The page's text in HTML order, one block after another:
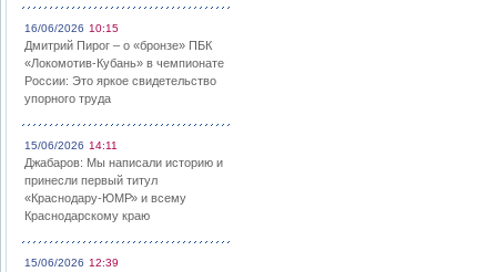
16/06/2026 10:15
Дмитрий Пирог – о «бронзе» ПБК
«Локомотив-Кубань» в чемпионате
России: Это яркое свидетельство
упорного труда
15/06/2026 14:11
Джабаров: Мы написали историю и
принесли первый титул
«Краснодару-ЮМР» и всему
Краснодарскому краю
15/06/2026 12:39